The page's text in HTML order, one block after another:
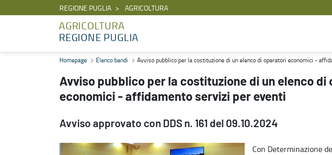
REGIONE PUGLIA AGRICOLTURA
AGRICOLTURA
REGIONE PUGLIA
Avviso pubblico per la costituzione di un elenco di operatori economici - affidamento servizi per
Homepage Elenco bandi Avviso pubblico per la costituzione di un elenco di operatori economici -
Avviso pubblico per la costituzione di un elenco di
economici - affidamento servizi per eventi
Avviso approvato con DDS n. 161 del 09.10.2024
Con Determinazione